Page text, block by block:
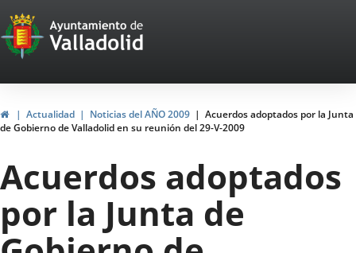
Portal
Web
del
Ayuntamiento
de
Valladolid
HomeActualidad Noticias del AÑO 2009
Acuerdos adoptados por la Junta
de Gobierno de Valladolid en su reunión del 29-V-2009
Acuerdos adoptados
por la Junta de